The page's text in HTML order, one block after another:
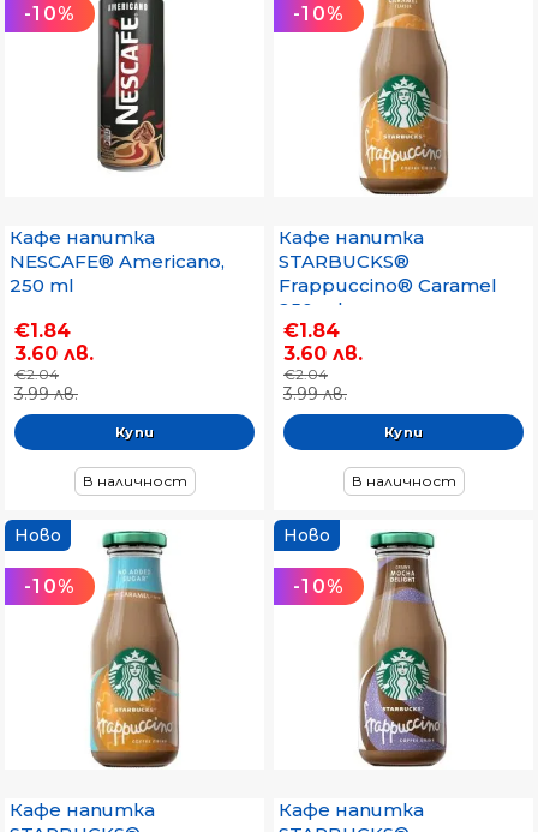
-10%
Кафе напитка
NESCAFE® Americano,
250 ml
€1.84
3.60 лв.
€2.04
3.99 лв.
В наличност
-10%
Кафе напитка
STARBUCKS®
Frappuccino® Caramel
250 ml
€1.84
3.60 лв.
€2.04
3.99 лв.
В наличност
-10%
Ново
Кафе напитка
-10%
Ново
Кафе напитка